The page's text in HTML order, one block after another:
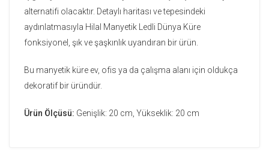
alternatifi olacaktır. Detaylı haritası ve tepesindeki
aydınlatmasıyla Hilal Manyetik Ledli Dünya Küre
fonksiyonel, şık ve şaşkınlık uyandıran bir ürün.
Bu manyetik küre ev, ofis ya da çalışma alanı için oldukça
dekoratif bir üründür.
Ürün Ölçüsü: Genişlik: 20 cm, Yükseklik: 20 cm